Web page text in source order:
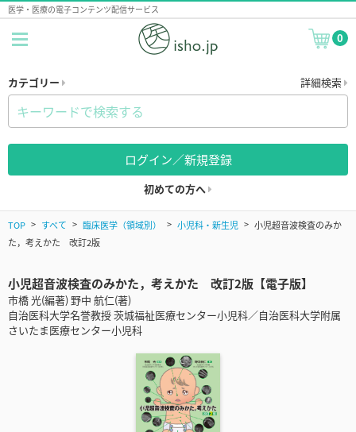
医学・医療の電子コンテンツ配信サービス
0
カテゴリー 詳細検索
ログイン／新規登録
初めての方へ
TOP すべて 臨床医学（領域別） 小児科・新生児
小児超音波検査のみか
た，考えかた 改訂2版
小児超音波検査のみかた，考えかた 改訂2版【電子版】
市橋 光(編著) 野中 航仁(著)
自治医科大学名誉教授 茨城福祉医療センター小児科／自治医科大学附属
さいたま医療センター小児科